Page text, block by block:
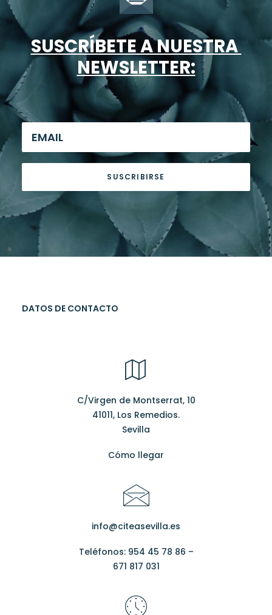
SUSCRÍBETE A NUESTRA
NEWSLETTER:
DATOS DE CONTACTO
C/Virgen de Montserrat, 10
41011, Los Remedios.
Sevilla
Cómo llegar
info@citeasevilla.es
Teléfonos: 954 45 78 86 –
671 817 031